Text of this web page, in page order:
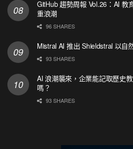
GitHub 趨勢周報 Vol.26：AI 教
重浪潮
96 SHARES
Mistral AI 推出 Shieldstral 以自
93 SHARES
AI 浪潮襲來，企業能記取歷史
嗎？
93 SHARES